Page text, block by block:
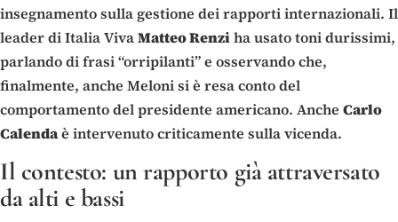
insegnamento sulla gestione dei rapporti internazionali. Il
leader di Italia VivaMatteo Renziha usato toni durissimi,
parlando di frasi “orripilanti” e osservando che,
finalmente, anche Meloni si è resa conto del
comportamento del presidente americano. Anche Carlo
Calendaè intervenuto criticamente sulla vicenda.
Il contesto: un rapporto già attraversato
da alti e bassi